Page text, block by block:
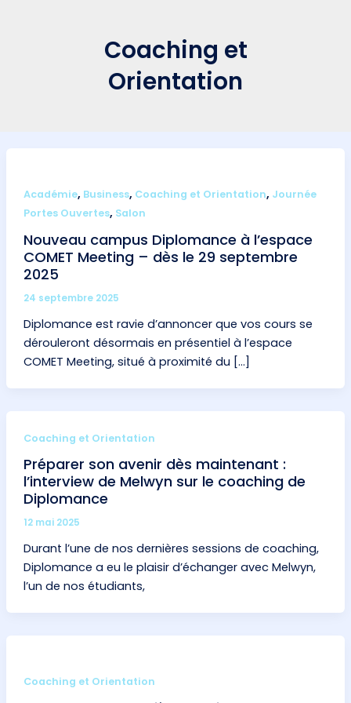
Coaching et
Orientation
Académie, Business, Coaching et Orientation, Journée
Portes Ouvertes, Salon
Nouveau campus Diplomance à l’espace
COMET Meeting – dès le 29 septembre
2025
24 septembre 2025
Diplomance est ravie d’annoncer que vos cours se
dérouleront désormais en présentiel à l’espace
COMET Meeting, situé à proximité du […]
Coaching et Orientation
Préparer son avenir dès maintenant :
l’interview de Melwyn sur le coaching de
Diplomance
12 mai 2025
Durant l’une de nos dernières sessions de coaching,
Diplomance a eu le plaisir d’échanger avec Melwyn,
l’un de nos étudiants,
Coaching et Orientation